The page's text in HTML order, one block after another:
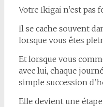
Votre Ikigai n’est pas
Il se cache souvent
lorsque vous êtes
Et lorsque vous
avec lui, chaque
simple succession
Elle devient une